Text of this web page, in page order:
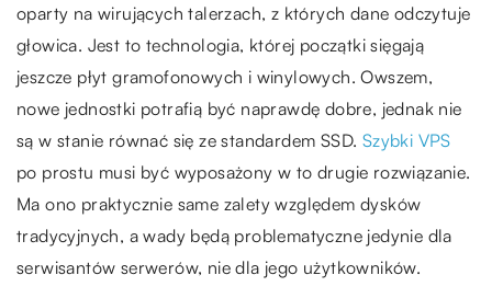
oparty na wirujących talerzach, z których dane odczytuje
głowica. Jest to technologia, której początki sięgają
jeszcze płyt gramofonowych i winylowych. Owszem,
nowe jednostki potrafią być naprawdę dobre, jednak nie
są w stanie równać się ze standardem SSD. Szybki VPS
po prostu musi być wyposażony w to drugie rozwiązanie.
Ma ono praktycznie same zalety względem dysków
tradycyjnych, a wady będą problematyczne jedynie dla
serwisantów serwerów, nie dla jego użytkowników.